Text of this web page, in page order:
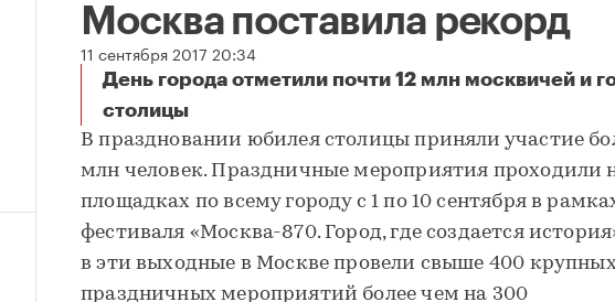
Москва поставила рекорд
11 сентября 2017 20:34
День города отметили почти 12 млн москвичей и
столицы
Москва поставила рекорд
В праздновании юбилея столицы приняли участие
млн человек. Праздничные мероприятия проходили
площадках по всему городу с 1 по 10 сентября в
фестиваля «Москва-870. Город, где создается
в эти выходные в Москве провели свыше 400
праздничных мероприятий более чем на 300